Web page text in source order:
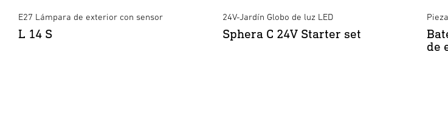
E27 Lámpara de exterior con sensor
L 14 S
24V-Jardín Globo de luz LED
Sphera C 24V Starter set
de